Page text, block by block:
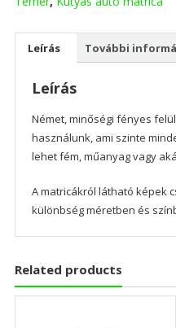
Leírás További
Leírás
Német, minőségi fényes
használunk, ami szinte
lehet fém, műanyag vagy
A matricákról látható képek
különbség méretben és
Related products